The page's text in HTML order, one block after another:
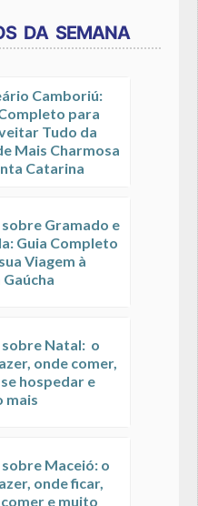
DA SEMANA
Camboriú:
para
Tudo da
Mais Charmosa
Catarina
Gramado e
Guia Completo
Viagem à
sobre Natal: o
onde comer,
hospedar e
mais
Maceió: o
onde ficar,
e muito